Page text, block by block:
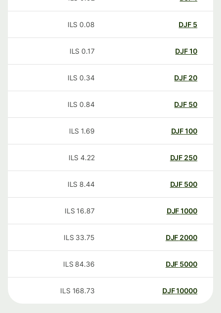
DJF
0.08
ILS
DJF
0.17
ILS
20
DJF
0.34
ILS
50
DJF
0.84
ILS
100
DJF
1.69
ILS
250
DJF
4.22
ILS
500
DJF
8.44
ILS
1000
DJF
16.87
ILS
2000
DJF
33.75
ILS
5000
DJF
84.36
ILS
10000
DJF
168.73
ILS